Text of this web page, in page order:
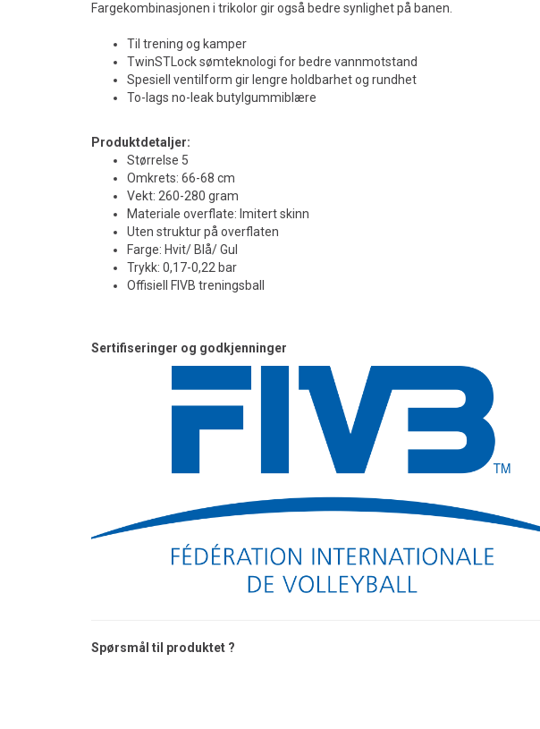
Fargekombinasjonen i trikolor gir også bedre synlighet på banen.
Til trening og kamper
TwinSTLock sømteknologi for bedre vannmotstand
Spesiell ventilform gir lengre holdbarhet og rundhet
To-lags no-leak butylgummiblære
Produktdetaljer:
Størrelse 5
Omkrets: 66-68 cm
Vekt: 260-280 gram
Materiale overflate: Imitert skinn
Uten struktur på overflaten
Farge: Hvit/ Blå/ Gul
Trykk: 0,17-0,22 bar
Offisiell FIVB treningsball
Sertifiseringer og godkjenninger
Spørsmål til produktet ?